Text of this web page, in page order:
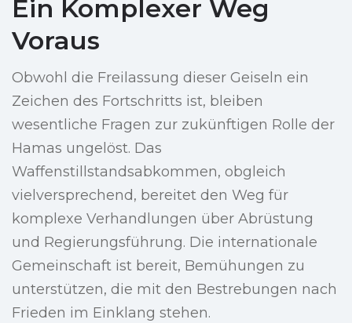
Ein Komplexer Weg
Voraus
Obwohl die Freilassung dieser Geiseln ein
Zeichen des Fortschritts ist, bleiben
wesentliche Fragen zur zukünftigen Rolle der
Hamas ungelöst. Das
Waffenstillstandsabkommen, obgleich
vielversprechend, bereitet den Weg für
komplexe Verhandlungen über Abrüstung
und Regierungsführung. Die internationale
Gemeinschaft ist bereit, Bemühungen zu
unterstützen, die mit den Bestrebungen nach
Frieden im Einklang stehen.